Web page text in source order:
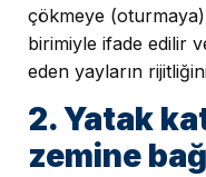
çökmeye (oturmaya)
birimiyle ifade edilir
eden yayların
2. Yatak
zemine